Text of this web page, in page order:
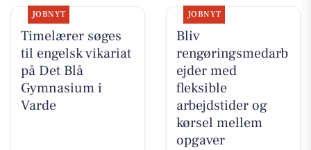
JOBNYT
Timelærer søges
til engelsk vikariat
på Det Blå
Gymnasium i
Varde
JOBNYT
Bliv
rengøringsmedarb
ejder med
fleksible
arbejdstider og
kørsel mellem
opgaver